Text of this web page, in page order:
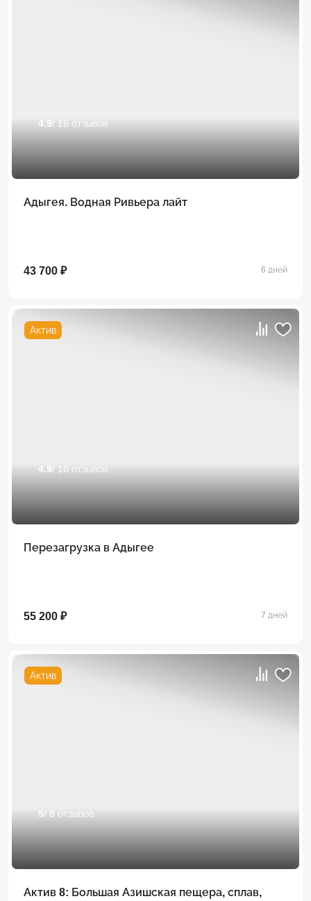
4.9/ 16 отзывов
Адыгея. Водная Ривьера лайт
43 700 ₽ 6 дней
Актив
4.9 / 16 отзывов
Перезагрузка в Адыгее
55 200 ₽ 7 дней
Актив
5/ 8 отзывов
Актив 8: Большая Азишская пещера, сплав,